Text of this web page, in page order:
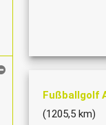
Fußballgolf
(1205,5 km)